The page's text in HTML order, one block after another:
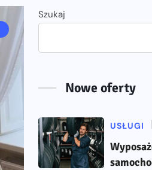
Szukaj
Nowe oferty
USŁUGI